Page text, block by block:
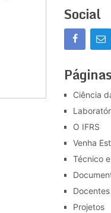
Social
Páginas
Ciência
O IFRS
Venha
Técnico
Docentes
Projetos